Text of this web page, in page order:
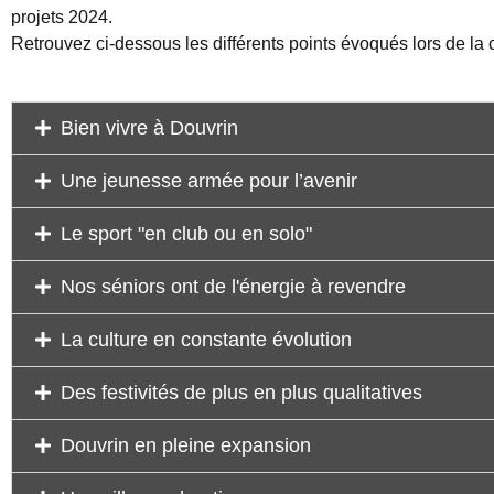
projets 2024.
Retrouvez ci-dessous les différents points évoqués lors de la
Bien vivre à Douvrin
Une jeunesse armée pour l’avenir
Le sport "en club ou en solo"
Nos séniors ont de l'énergie à revendre
La culture en constante évolution
Des festivités de plus en plus qualitatives
Douvrin en pleine expansion